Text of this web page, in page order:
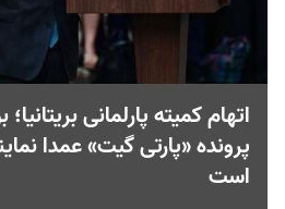
اتهام کمیته پارلمانی
پرونده «پارتی گیت» عمدا
است